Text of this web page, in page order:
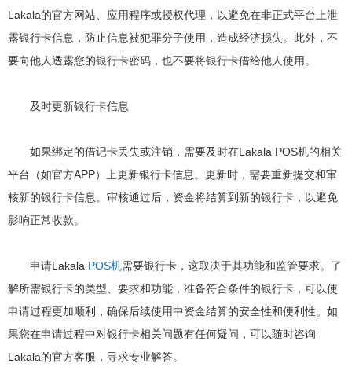
Lakala的官方网站、应用程序或授权代理，以避免在非正式平台上泄
露银行卡信息，防止信息被犯罪分子使用，造成经济损失。此外，不
要向他人透露您的银行卡密码，也不要将银行卡借给他人使用。
及时更新银行卡信息
如果绑定的借记卡丢失或注销，需要及时在Lakala POS机的相关
平台（如官方APP）上更新银行卡信息。更新时，需要重新提交和审
核新的银行卡信息。审核通过后，资金将结算到新的银行卡，以避免
影响正常收款。
申请Lakala POS机需要银行卡，这取决于其功能和监管要求。了
解所需银行卡的类型、要求和功能，准备符合条件的银行卡，可以使
申请过程更加顺利，确保后续使用中资金结算的安全性和便利性。如
果您在申请过程中对银行卡相关问题有任何疑问，可以随时咨询
Lakala的官方客服，寻求专业解答。